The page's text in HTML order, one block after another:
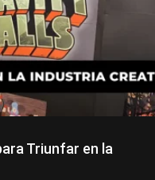
Triunfar en la